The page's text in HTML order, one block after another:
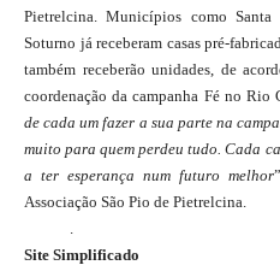
Pietrelcina. Municípios como
Soturno já receberam casas pré-
também receberão unidades, de
coordenação da campanha Fé no Rio
de cada um fazer a sua parte na
muito para quem perdeu tudo. Cada
a ter esperança num futuro melhor
Associação São Pio de Pietrelcina.
.
Site Simplificado